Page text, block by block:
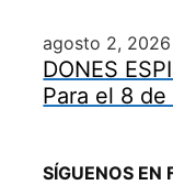
agosto 2, 2026
DONES
Para el 8
SÍGUENOS EN